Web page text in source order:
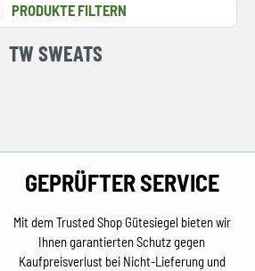
PRODUKTE FILTERN
TW SWEATS
GEPRÜFTER SERVICE
Mit dem Trusted Shop Gütesiegel bieten wir
Ihnen garantierten Schutz gegen
Kaufpreisverlust bei Nicht-Lieferung und